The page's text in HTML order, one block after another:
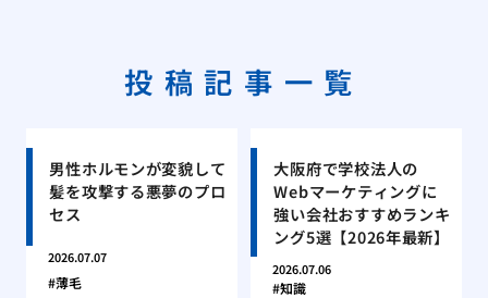
投稿記事一覧
男性ホルモンが変貌して
髪を攻撃する悪夢のプロ
セス
2026.07.07
薄毛
大阪府で学校法人の
Webマーケティングに
強い会社おすすめランキ
ング5選【2026年最新】
2026.07.06
知識